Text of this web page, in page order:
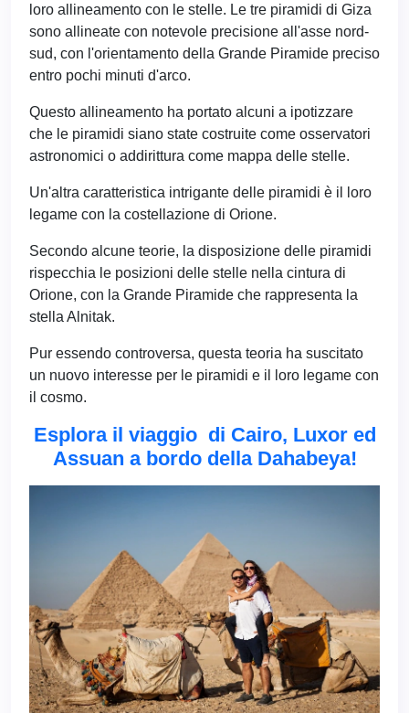
loro allineamento con le stelle. Le tre piramidi di Giza
sono allineate con notevole precisione all'asse nord-
sud, con l'orientamento della Grande Piramide preciso
entro pochi minuti d'arco.
Questo allineamento ha portato alcuni a ipotizzare
che le piramidi siano state costruite come osservatori
astronomici o addirittura come mappa delle stelle.
Un'altra caratteristica intrigante delle piramidi è il loro
legame con la costellazione di Orione.
Secondo alcune teorie, la disposizione delle piramidi
rispecchia le posizioni delle stelle nella cintura di
Orione, con la Grande Piramide che rappresenta la
stella Alnitak.
Pur essendo controversa, questa teoria ha suscitato
un nuovo interesse per le piramidi e il loro legame con
il cosmo.
Esplora il viaggio di Cairo, Luxor ed
Assuan a bordo della Dahabeya!